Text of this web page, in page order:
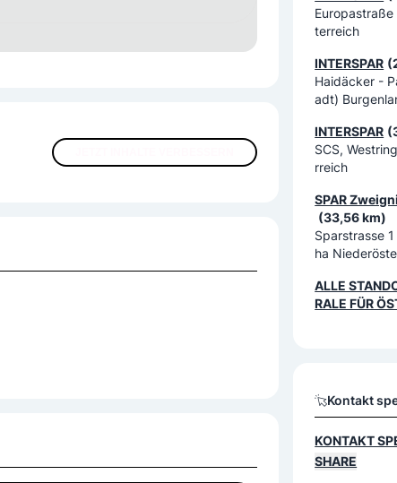
terreich
INTERSPAR
Haidäcker -
adt)
INTERSPAR
SCS,
rreich
SPAR
(33,56 km)
Sparstrasse
ha
ALLE
RALE FÜR
Kontakt
KONTAKT
SHARE